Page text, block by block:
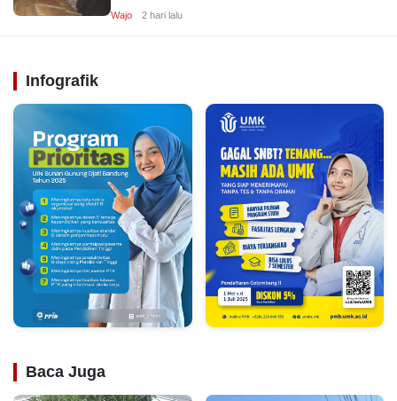
Wajo 2 hari lalu
Infografik
Baca Juga